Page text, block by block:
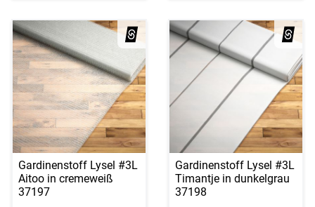
Gardinenstoff Lysel #3L
Aitoo in cremeweiß
37197
Gardinenstoff Lysel #3L
Timantje in dunkelgrau
37198